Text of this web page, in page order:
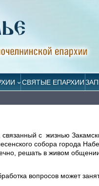
СВЯТЫЕ ЕПАРХИИ
с жизнью
собора города
решать в живом
вопросов может